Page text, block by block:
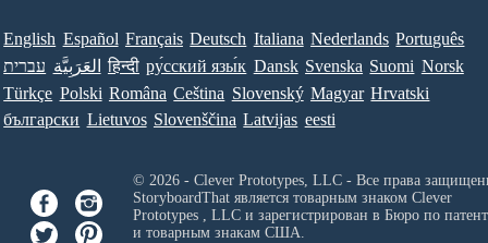
English Español Français Deutsch Italiana Nederlands Português
עברית العَرَبِيَّة हिन्दी ру́сский язы́к Dansk Svenska Suomi Norsk
Türkçe Polski Româna Ceština Slovenský Magyar Hrvatski
български Lietuvos Slovenščina Latvijas eesti
© 2026 - Clever Prototypes, LLC - Все права
StoryboardThat является товарным знаком Clever
Prototypes , LLCи зарегистрирован в Бюро по
и товарным знакам США.